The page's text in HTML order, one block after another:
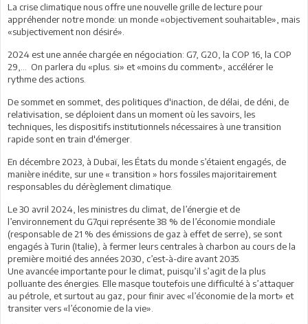
La crise climatique nous offre une nouvelle grille de lecture pour
appréhender notre monde: un monde «objectivement souhaitable», mais
«subjectivement non désiré».
2024 est une année chargée en négociation: G7, G20, la COP 16, la COP
29,… On parlera du «plus. si» et «moins du comment», accélérer le
rythme des actions.
De sommet en sommet, des politiques d'inaction, de délai, de déni, de
relativisation, se déploient dans un moment où les savoirs, les
techniques, les dispositifs institutionnels nécessaires à une transition
rapide sont en train d'émerger.
En décembre 2023, à Dubaï, les États du monde s’étaient engagés, de
manière inédite, sur une « transition » hors fossiles majoritairement
responsables du dérèglement climatique.
Le 30 avril 2024, les ministres du climat, de l’énergie et de
l’environnement du G7qui représente 38 % de l’économie mondiale
(responsable de 21 % des émissions de gaz à effet de serre), se sont
engagés à Turin (Italie), à fermer leurs centrales à charbon au cours de la
première moitié des années 2030, c’est-à-dire avant 2035.
Une avancée importante pour le climat, puisqu’il s’agit de la plus
polluante des énergies. Elle masque toutefois une difficulté à s’attaquer
au pétrole, et surtout au gaz, pour finir avec «l’économie de la mort» et
transiter vers «l’économie de la vie».